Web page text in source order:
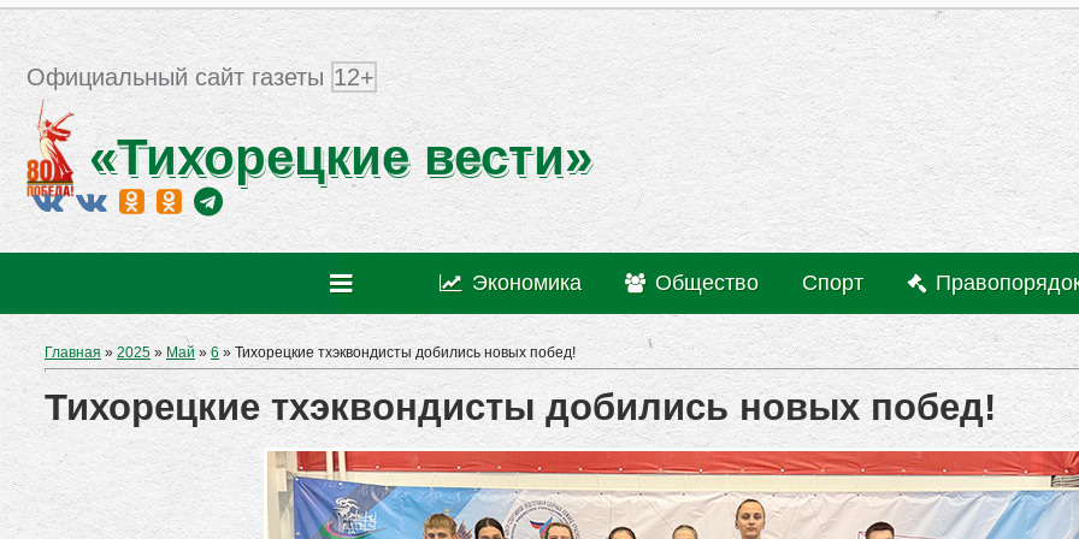
Официальный сайт газеты 12+
«Тихорецкие вести»
Экономика Общество Спорт
Главная »2025 » Май » 6 » Тихорецкие тхэквондисты добились новых побед!
Тихорецкие тхэквондисты добились новых побед!